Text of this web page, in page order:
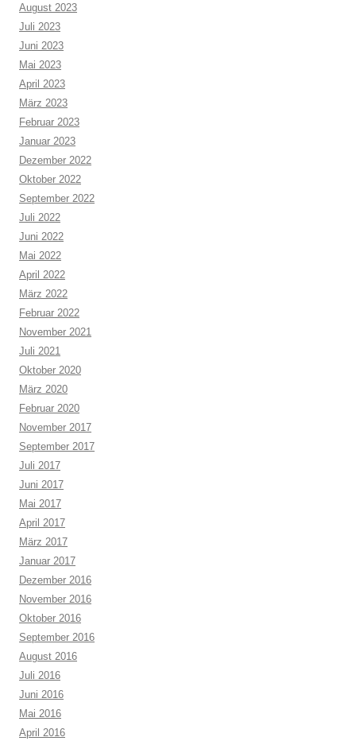
August 2023
Juli 2023
Juni 2023
Mai 2023
April 2023
März 2023
Februar 2023
Januar 2023
Dezember 2022
Oktober 2022
September 2022
Juli 2022
Juni 2022
Mai 2022
April 2022
März 2022
Februar 2022
November 2021
Juli 2021
Oktober 2020
März 2020
Februar 2020
November 2017
September 2017
Juli 2017
Juni 2017
Mai 2017
April 2017
März 2017
Januar 2017
Dezember 2016
November 2016
Oktober 2016
September 2016
August 2016
Juli 2016
Juni 2016
Mai 2016
April 2016